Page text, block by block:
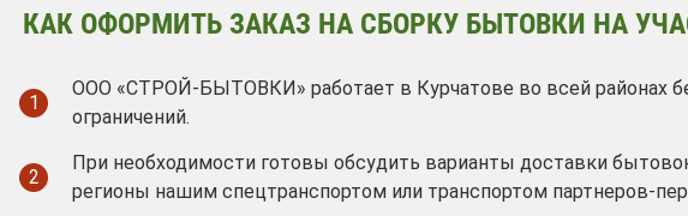
КАК ОФОРМИТЬ ЗАКАЗ НА СБОРКУ БЫТОВКИ НА
1
ООО «СТРОЙ-БЫТОВКИ» работает в Курчатове во всей районах
ограничений.
2
При необходимости готовы обсудить варианты доставки
регионы нашим спецтранспортом или транспортом партнеров-